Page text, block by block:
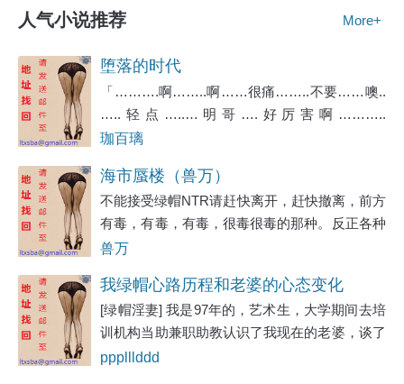
人气小说推荐 More+
堕落的时代
「……….啊……..啊……很痛……..不要……噢..
…..轻点…..…明哥….好厉害啊………..
噢………..不行,我不行了…….噢…….好
在房中的桌子上,被另一个身材高大的男子压在
身下。那少女紧紧抱着那个叫阿明的男子,雪白
的长腿也大力的夹着男子粗壮的腰身,那玲珑浮
凸的身躺随着男子抽插而剧烈地扭动着、摇摆
弄、挤压着。
珈百璃
海市蜃楼（兽万）
不能接受绿帽NTR请赶快离开，赶快撤离，前方
有毒，有毒，有毒，很毒很毒的那种。反正各种
重口味，乱伦，绿冒被绿都会出现，不能接受的
和纯洁的思想就不好啦，快走，你不要过来呀哈
哈哈。地址发布Www.01bz.cc收藏以备不时之需
地址发布Www.01bz.cc收藏以备不时之需
兽万
我绿帽心路历程和老婆的心态变化
[绿帽淫妻] 我是97年的，艺术生，大学期间去培
训机构当助兼职助教认识了我现在的老婆，谈了
四年目前马上结婚了。 想象一下 脱离父母在外
ppplllddd